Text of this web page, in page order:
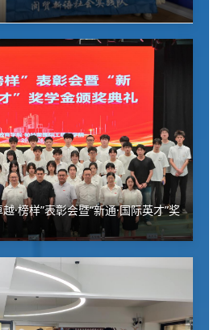
·榜样”表彰会暨“新通·国际英才”奖